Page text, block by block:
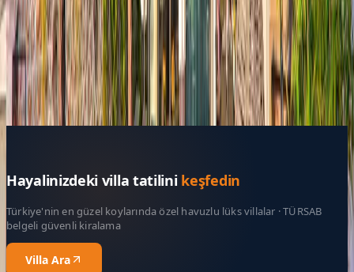
Giriş - Çıkış Tarihi Tarih aralığı seçin
Yetişkin Sayısı
Çocuk Sayısı
Rezerve Et
Hayalinizdeki villa tatilini keşfedin
Türkiye'nin en güzel koylarında özel havuzlu lüks villalar · TÜRSAB
belgeli güvenli kiralama
Villa Ara